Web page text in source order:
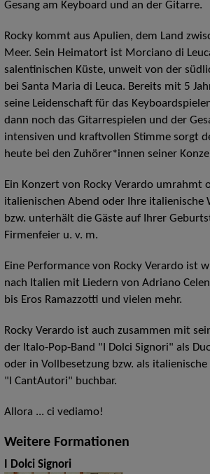
Gesang am Keyboard und an der Gitarre.
Rocky kommt aus Apulien, dem Land
Meer. Sein Heimatort ist Morciano di
salentinischen Küste, unweit von der
bei Santa Maria di Leuca. Bereits mit 5
seine Leidenschaft für das
dann noch das Gitarrespielen und der
intensiven und kraftvollen Stimme sorgt
heute bei den Zuhörer*innen seiner
Ein Konzert von Rocky Verardo umrahmt
italienischen Abend oder Ihre italienische
bzw. unterhält die Gäste auf Ihrer
Firmenfeier u. v. m.
Eine Performance von Rocky Verardo ist
nach Italien mit Liedern von Adriano
bis Eros Ramazzotti und vielen mehr.
Rocky Verardo ist auch zusammen mit
der Italo-Pop-Band "I Dolci Signori" als
oder in Vollbesetzung bzw. als italienische
"I CantAutori" buchbar.
Allora ... ci vediamo!
Weitere Formationen
I Dolci Signori